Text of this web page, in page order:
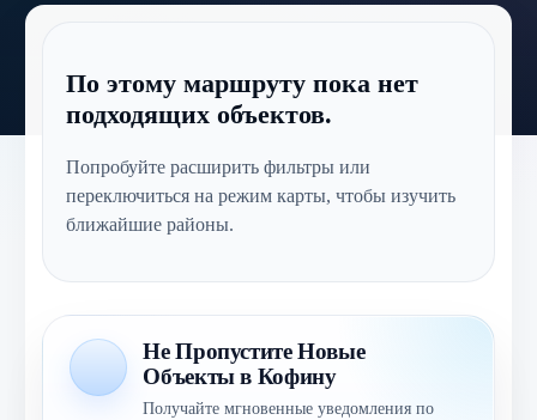
По этому маршруту пока нет
подходящих объектов.
Попробуйте расширить фильтры или
переключиться на режим карты, чтобы изучить
ближайшие районы.
Не Пропустите Новые
Объекты в Кофину
Получайте мгновенные уведомления по